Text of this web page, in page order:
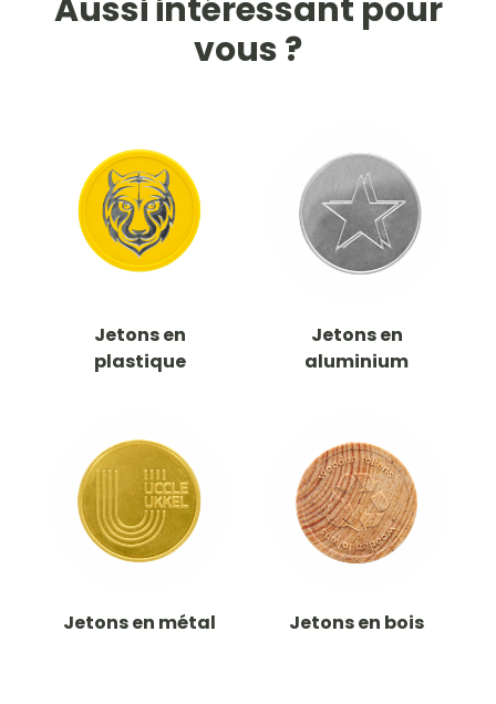
Aussi intéressant pour
vous ?
Jetons en
plastique
Jetons en
aluminium
Jetons en métal Jetons en bois